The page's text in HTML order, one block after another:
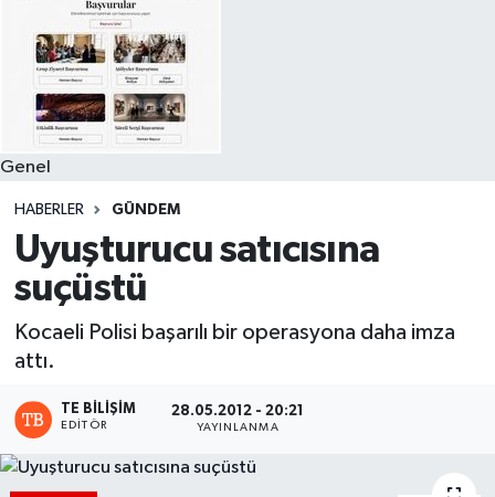
Genel
HABERLER GÜNDEM
Uyuşturucu satıcısına
suçüstü
Kocaeli Polisi başarılı bir operasyona daha imza
attı.
TE BILIŞIM
EDITÖR
28.05.2012 - 20:21
YAYINLANMA